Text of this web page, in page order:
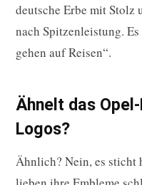
deutsche Erbe mit Stolz
nach Spitzenleistung.
gehen auf Reisen“.
Ähnelt das
Logos?
Ähnlich? Nein, es sticht